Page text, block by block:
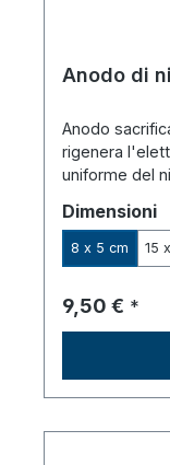
Anodo di
Anodo
rigenera
uniforme del
Seleziona
Dimensioni
8 x 5 cm 15
Prezzo
9,50 € *